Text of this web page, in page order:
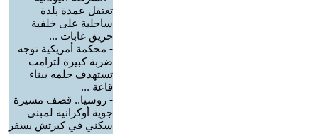
تعتقل عمدة بلدة
ساحلية على خلفية
حريق غابات ...
- محكمة أمريكية توجه
ضربة كبيرة لترامب
تستهدف حلمه ببناء
قاعة ...
- روسيا.. قصف مسيرة
جوية أوكرانية لمبنى
سكني في كيرتش يسفر